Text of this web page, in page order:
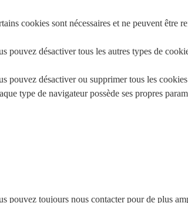
cookies sont nécessaires et ne peuvent être
pouvez désactiver tous les autres types de
pouvez désactiver ou supprimer tous les
type de navigateur possède ses propres
pouvez toujours nous contacter pour de plus